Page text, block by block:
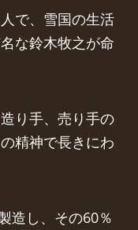
で、雪国の生活
な鈴木牧之が命
り手、売り手の
精神で長きにわ
造し、その60％